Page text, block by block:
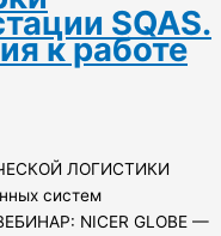
SQAS.
к работе
ЛОГИСТИКИ
систем
NICER GLOBE —